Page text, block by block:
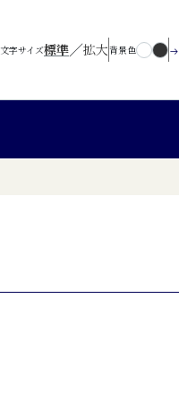
文字サイズ標準／拡大背景色